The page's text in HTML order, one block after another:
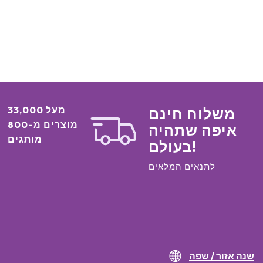
מעל 33,000
מוצרים מ-800
מותגים
משלוח חינם
איפה שתהיה
בעולם!
לתנאים המלאים
שנה אזור / שפה